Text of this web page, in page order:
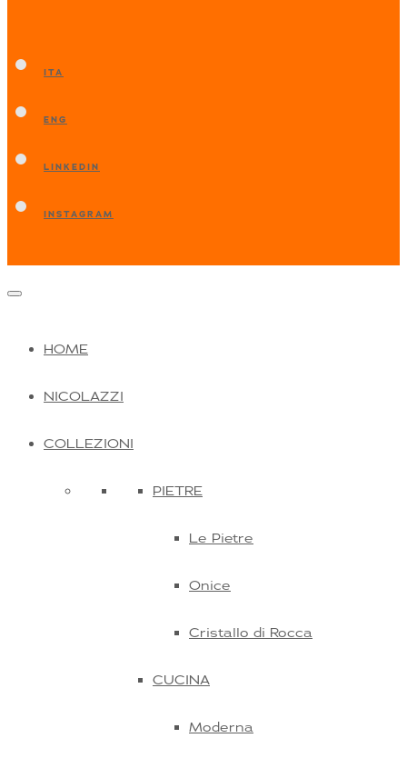
ITA
ENG
LINKEDIN
INSTAGRAM
HOME
NICOLAZZI
COLLEZIONI
PIETRE
Le Pietre
Onice
Cristallo di Rocca
CUCINA
Moderna